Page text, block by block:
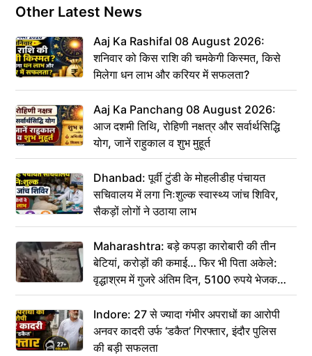
Other Latest News
Aaj Ka Rashifal 08 August 2026:
शनिवार को किस राशि की चमकेगी किस्मत, किसे
मिलेगा धन लाभ और करियर में सफलता?
Aaj Ka Panchang 08 August 2026:
आज दशमी तिथि, रोहिणी नक्षत्र और सर्वार्थसिद्धि
योग, जानें राहुकाल व शुभ मुहूर्त
Dhanbad: पूर्वी टुंडी के मोहलीडीह पंचायत
सचिवालय में लगा निःशुल्क स्वास्थ्य जांच शिविर,
सैकड़ों लोगों ने उठाया लाभ
Maharashtra: बड़े कपड़ा कारोबारी की तीन
बेटियां, करोड़ों की कमाई… फिर भी पिता अकेले:
वृद्धाश्रम में गुजरे अंतिम दिन, 5100 रुपये भेजकर
कहा– अंतिम संस्कार कर दीजिए हम नहीं आ पाएंगे
Indore: 27 से ज्यादा गंभीर अपराधों का आरोपी
अनवर कादरी उर्फ ‘डकैत’ गिरफ्तार, इंदौर पुलिस
की बड़ी सफलता